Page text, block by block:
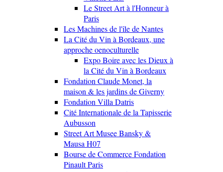
Le Street Art à l'Honneur à
Paris
Les Machines de l'île de Nantes
La Cité du Vin à Bordeaux, une
approche oenoculturelle
Expo Boire avec les Dieux à
la Cité du Vin à Bordeaux
Fondation Claude Monet, la
maison & les jardins de Giverny
Fondation Villa Datris
Cité Internationale de la Tapisserie
Aubusson
Street Art Musee Bansky &
Mausa H07
Bourse de Commerce Fondation
Pinault Paris